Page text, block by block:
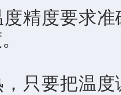
精度要求
只要把温